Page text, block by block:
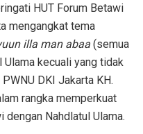
HUT Forum Betawi
mengangkat tema
illa man abaa (semua
kecuali yang tidak
DKI Jakarta KH.
rangka memperkuat
Nahdlatul Ulama.